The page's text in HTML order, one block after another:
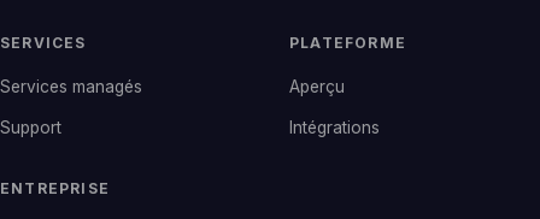
SERVICES
Services managés
Support
PLATEFORME
Aperçu
Intégrations
ENTREPRISE